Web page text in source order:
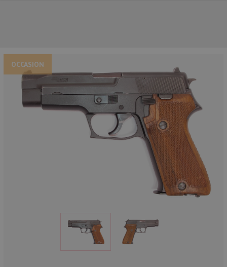
OCCASION
NOS PRINCIPALES MARQUES
NOS CATÉGORIES PRINCIPALES